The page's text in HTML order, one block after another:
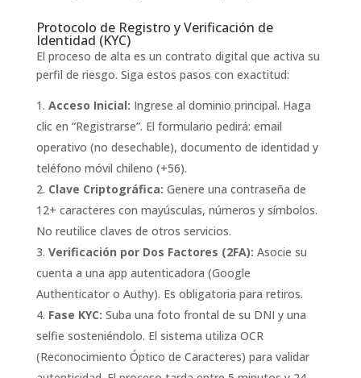
Protocolo de Registro y Verificación de
Identidad (KYC)
El proceso de alta es un contrato digital que activa su
perfil de riesgo. Siga estos pasos con exactitud:
Acceso Inicial: Ingrese al dominio principal. Haga
clic en “Registrarse”. El formulario pedirá: email
operativo (no desechable), documento de identidad y
teléfono móvil chileno (+56).
Clave Criptográfica: Genere una contraseña de
12+ caracteres con mayúsculas, números y símbolos.
No reutilice claves de otros servicios.
Verificación por Dos Factores (2FA): Asocie su
cuenta a una app autenticadora (Google
Authenticator o Authy). Es obligatoria para retiros.
Fase KYC: Suba una foto frontal de su DNI y una
selfie sosteniéndolo. El sistema utiliza OCR
(Reconocimiento Óptico de Caracteres) para validar